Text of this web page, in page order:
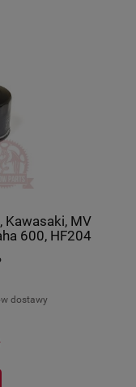
Kawasaki, MV
600, HF204
dostawy